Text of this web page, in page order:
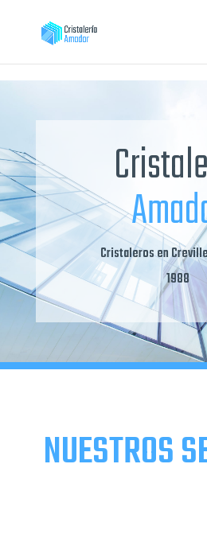
Cristaleros en
1988
NUESTROS